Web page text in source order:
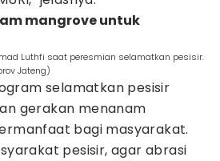
mangrove untuk
Luthfi saat peresmian selamatkan pesisir.
Jateng)
selamatkan pesisir
gerakan menanam
bagi masyarakat.
pesisir, agar abrasi